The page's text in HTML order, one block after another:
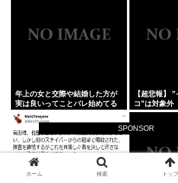
SPONSOR
年上の女と交際や結婚した方が
実は良いってことバレ始めてる
よな
【超悲報】
コ”は対象外
ホーム 検索 トップ